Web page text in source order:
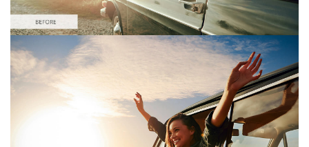
Si prega di Selezionare
Free Photoshop Overlay #1